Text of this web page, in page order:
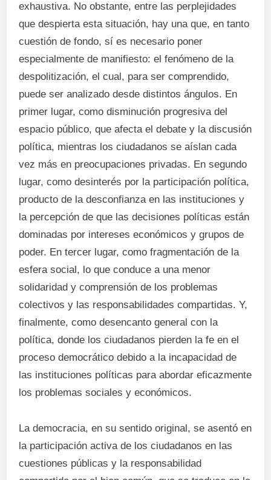
exhaustiva. No obstante, entre las perplejidades
que despierta esta situación, hay una que, en tanto
cuestión de fondo, sí es necesario poner
especialmente de manifiesto: el fenómeno de la
despolitización, el cual, para ser comprendido,
puede ser analizado desde distintos ángulos. En
primer lugar, como disminución progresiva del
espacio público, que afecta el debate y la discusión
política, mientras los ciudadanos se aíslan cada
vez más en preocupaciones privadas. En segundo
lugar, como desinterés por la participación política,
producto de la desconfianza en las instituciones y
la percepción de que las decisiones políticas están
dominadas por intereses económicos y grupos de
poder. En tercer lugar, como fragmentación de la
esfera social, lo que conduce a una menor
solidaridad y comprensión de los problemas
colectivos y las responsabilidades compartidas. Y,
finalmente, como desencanto general con la
política, donde los ciudadanos pierden la fe en el
proceso democrático debido a la incapacidad de
las instituciones políticas para abordar eficazmente
los problemas sociales y económicos.
La democracia, en su sentido original, se asentó en
la participación activa de los ciudadanos en las
cuestiones públicas y la responsabilidad